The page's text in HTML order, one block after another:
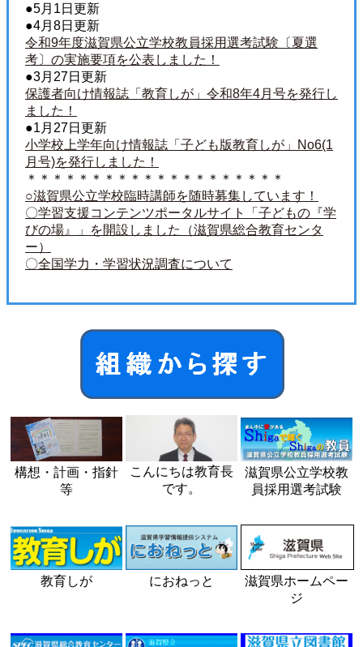
●5月1日更新
●4月8日更新
令和9年度滋賀県公立学校教員採用選考試験〔夏選
考〕の実施要項を公表しました！
●3月27日更新
保護者向け情報誌「教育しが」令和8年4月号を発行し
ました！
●1月27日更新
小学校上学年向け情報誌「子ども版教育しが」No6(1
月号)を発行しました！
＊＊＊＊＊＊＊＊＊＊＊＊＊＊＊＊＊＊＊＊
○滋賀県公立学校臨時講師を随時募集しています！
〇学習支援コンテンツポータルサイト「子どもの『学
びの場』」を開設しました（滋賀県総合教育センタ
ー）
〇全国学力・学習状況調査について
構想・計画・指針
等
こんにちは教育長
です。
滋賀県公立学校教
員採用選考試験
教育しが におねっと
滋賀県ホームペー
ジ